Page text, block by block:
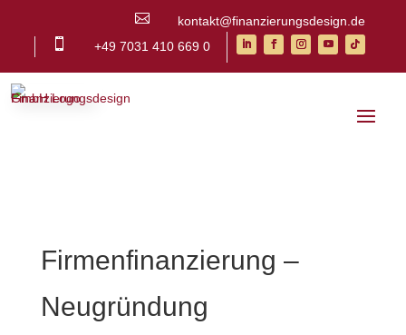

kontakt@finanzierungsdesign.de

+49 7031 410 669 0
Firmenfinanzierung –
Neugründung